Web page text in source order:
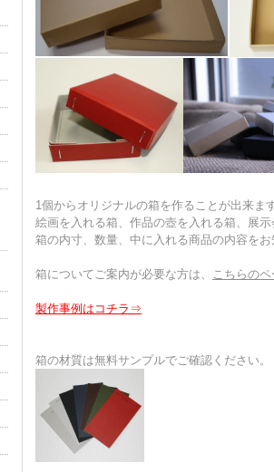
1個からオリジナルの箱を作ることが出来ま
絵画を入れる箱、作品の壺を入れる箱、展
箱の内寸、数量、中に入れる商品の内容を
箱についてご案内が必要な方は、 こちらのペ
製作事例はコチラ⇒
箱の材質は無料サンプルでご確認ください。